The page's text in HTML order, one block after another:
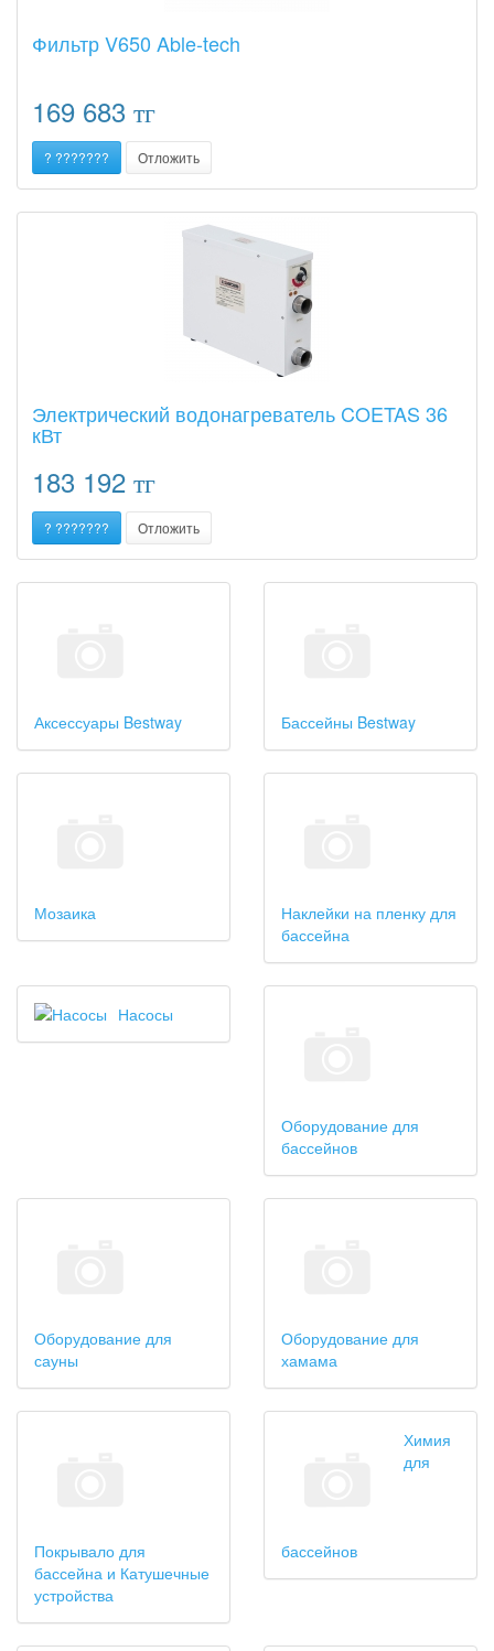
Фильтр V650 Able-tech
169 683 тг
? ??????? Отложить
Электрический водонагреватель COETAS 36
кВт
183 192 тг
? ??????? Отложить
Аксессуары Bestway Бассейны Bestway
Мозаика
Наклейки на пленку для
бассейна
Насосы
Оборудование для
бассейнов
Оборудование для
сауны
Оборудование для
хамама
Покрывало для
бассейна и Катушечные
устройства
Химия
для
бассейнов